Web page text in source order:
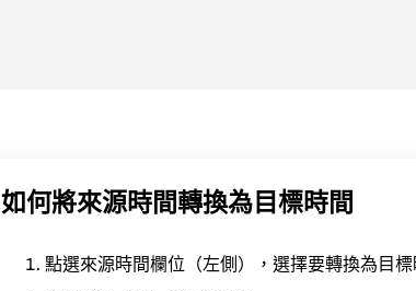
如何將來源時間轉換為目標時間
點選來源時間欄位（左側），選擇要轉換為目標